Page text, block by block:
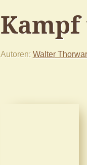
Autoren Walter